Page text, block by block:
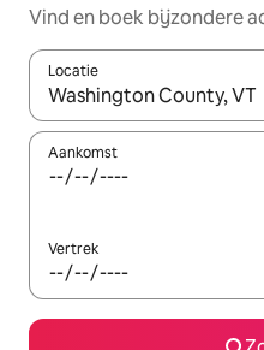
Vind en boek bijzondere
Locatie
Wanneer er suggesties
Aankomst
Vertrek